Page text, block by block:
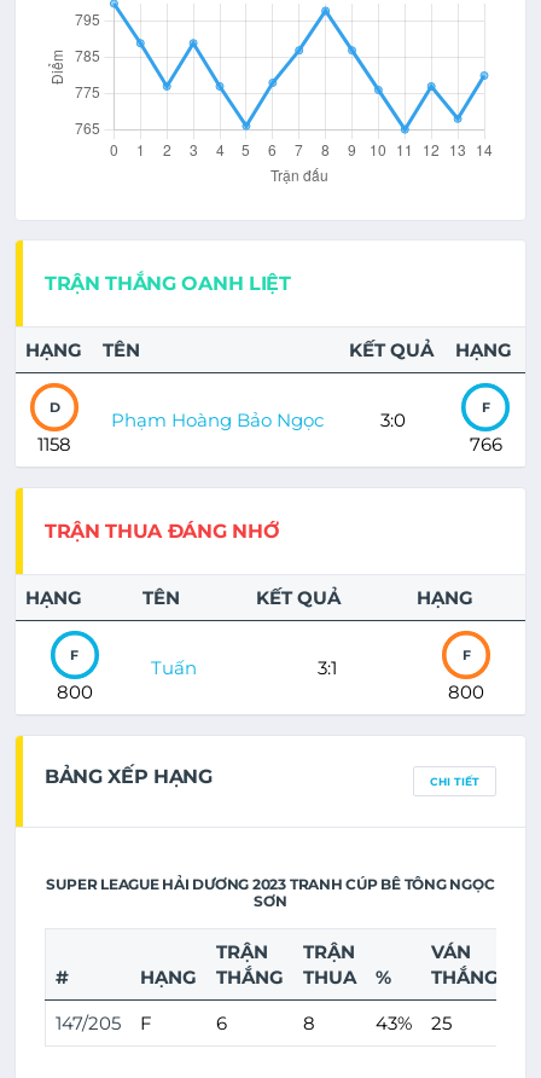
TRẬN THẮNG OANH LIỆT
HẠNG TÊN KẾT QUẢ HẠNG
D
1158
Phạm Hoàng Bảo Ngọc 3:0
F
766
TRẬN THUA ĐÁNG NHỚ
HẠNG TÊN KẾT QUẢ HẠNG
F
800
Tuấn 3:1
F
800
BẢNG XẾP HẠNG CHI TIẾT
SUPER LEAGUE HẢI DƯƠNG 2023 TRANH CÚP BÊ TÔNG NGỌC
SƠN
# HẠNG
TRẬN
THẮNG
TRẬN
THUA
%
VÁN
THẮNG
147/205
F 6 8 43% 25